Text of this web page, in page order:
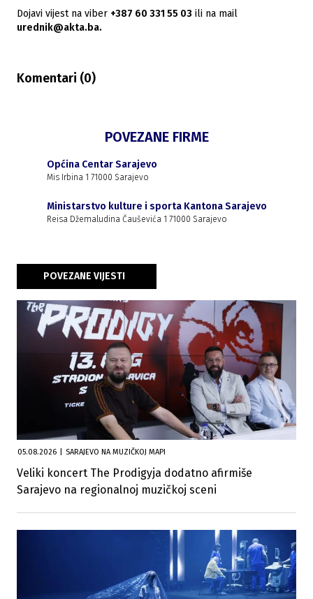
Dojavi vijest na viber +387 60 331 55 03 ili na mail
urednik@akta.ba.
Komentari (0)
POVEZANE FIRME
Općina Centar Sarajevo
Mis Irbina 1 71000 Sarajevo
Ministarstvo kulture i sporta Kantona Sarajevo
Reisa Džemaludina Čauševića 1 71000 Sarajevo
POVEZANE VIJESTI
05.08.2026 SARAJEVO NA MUZIČKOJ MAPI
Veliki koncert The Prodigyja dodatno afirmiše
Sarajevo na regionalnoj muzičkoj sceni